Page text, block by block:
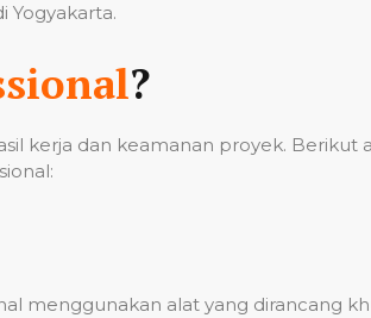
Yogyakarta.
?
kerja dan keamanan proyek. Berikut
menggunakan alat yang dirancang